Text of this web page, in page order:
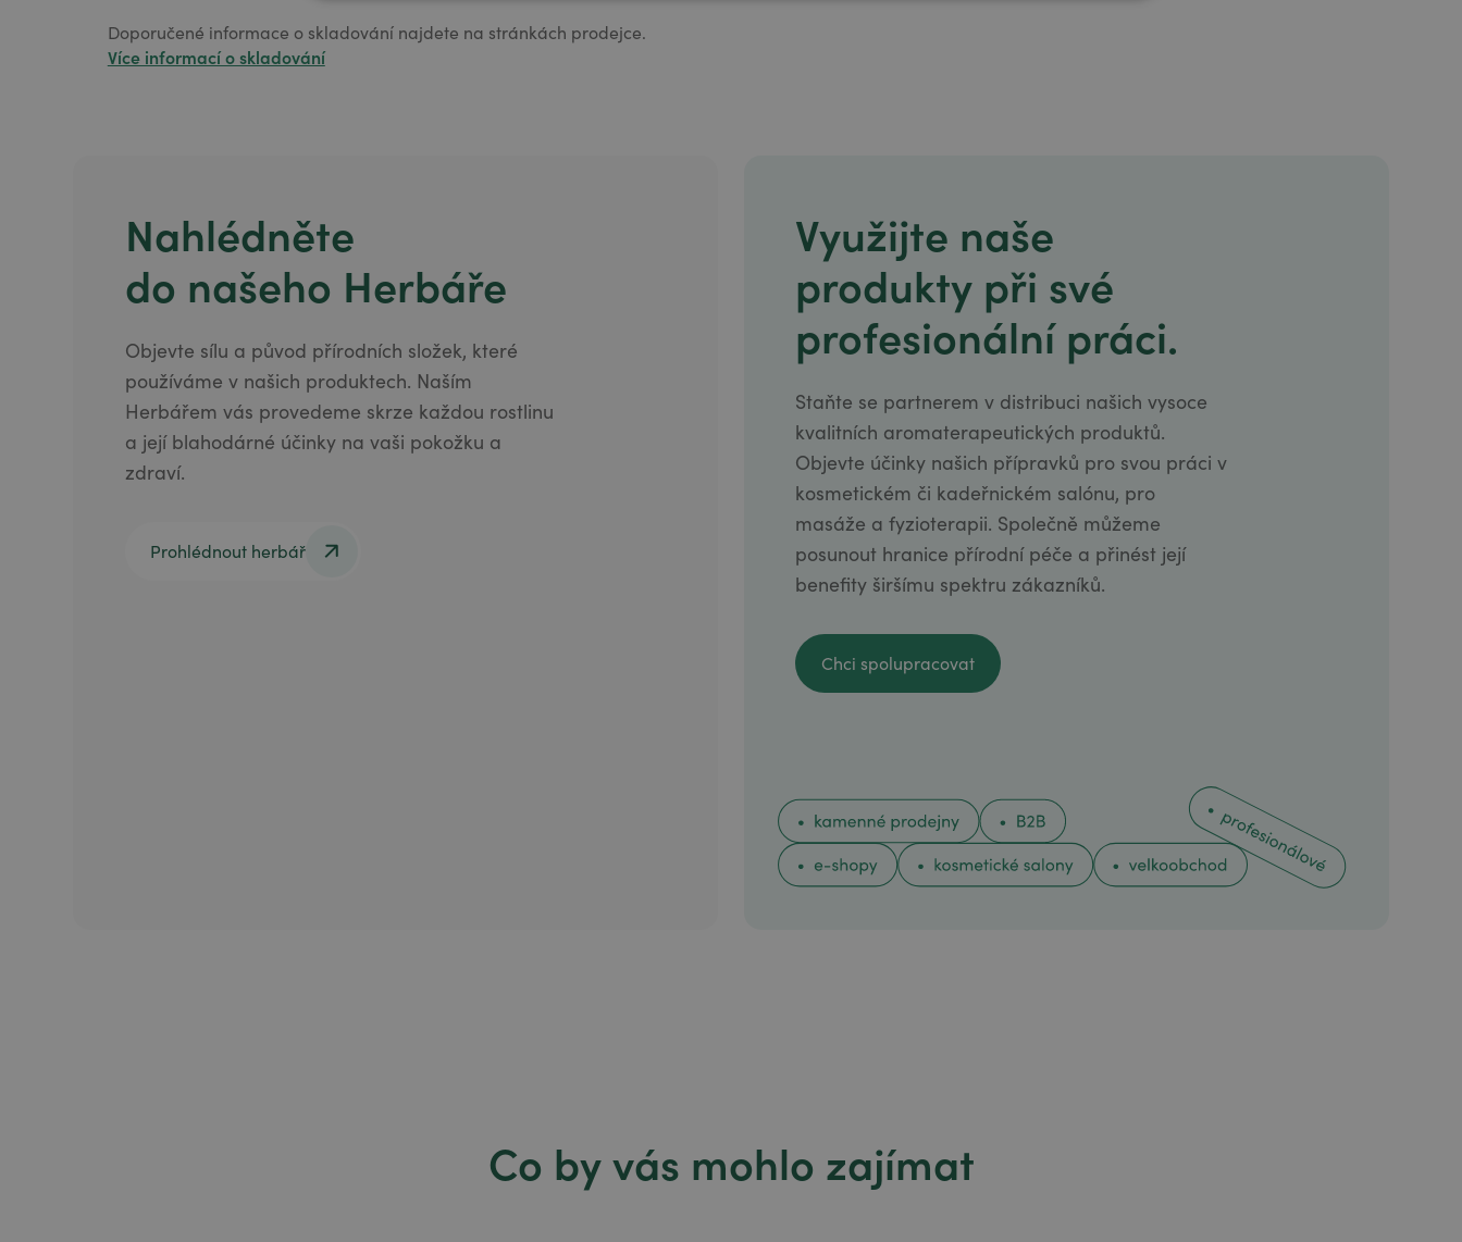
Doporučené informace o skladování najdete na stránkách prodejce.
Více informací o skladování
Nahlédněte
do našeho Herbáře
Objevte sílu a původ přírodních složek, které
používáme v našich produktech. Naším
Herbářem vás provedeme skrze každou rostlinu
a její blahodárné účinky na vaši pokožku a
zdraví.
Prohlédnout herbář
Využijte naše
produkty při své
profesionální práci.
Staňte se partnerem v distribuci našich vysoce
kvalitních aromaterapeutických produktů.
Objevte účinky našich přípravků pro svou práci v
kosmetickém či kadeřnickém salónu, pro
masáže a fyzioterapii. Společně můžeme
posunout hranice přírodní péče a přinést její
benefity širšímu spektru zákazníků.
Chci spolupracovat
Chci spolupracovat
Co by vás mohlo zajímat